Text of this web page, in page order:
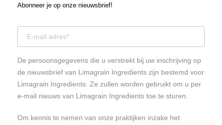
Abonneer je op onze nieuwsbrief!
De persoonsgegevens die u verstrekt bij uw inschrijving op
de nieuwsbrief van Limagrain Ingredients zijn bestemd voor
Limagrain Ingredients. Ze zullen worden gebruikt om u per
e-mail nieuws van Limagrain Ingredients toe te sturen.
Om kennis te nemen van onze praktijken inzake het